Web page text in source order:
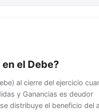
el Debe?
al cierre del ejercicio
y Ganancias es deudor
distribuye el beneficio del